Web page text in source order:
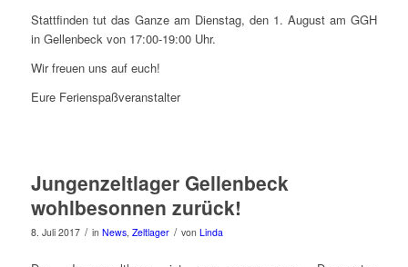
Stattfinden tut das Ganze am Dienstag, den 1. August am GGH
in Gellenbeck von 17:00-19:00 Uhr.
Wir freuen uns auf euch!
Eure Ferienspaßveranstalter
Jungenzeltlager Gellenbeck
wohlbesonnen zurück!
8. Juli 2017 / in News, Zeltlager / von Linda